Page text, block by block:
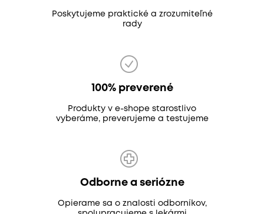
Poskytujeme praktické a zrozumiteľné
rady
100% preverené
Produkty v e-shope starostlivo
vyberáme, preverujeme a testujeme
Odborne a seriózne
Opierame sa o znalosti odborníkov,